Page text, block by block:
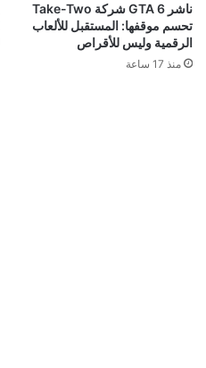
ناشر GTA 6 شركة Take-Two
تحسم موقفها: المستقبل للألعاب
الرقمية وليس للأقراص
منذ 17 ساعة